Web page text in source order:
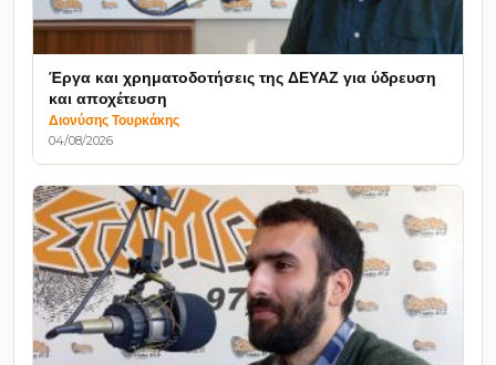
Έργα και χρηματοδοτήσεις της ΔΕΥΑΖ για ύδρευση
και αποχέτευση
Διονύσης Τουρκάκης
04/08/2026